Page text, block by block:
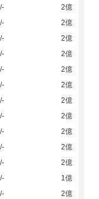
2億
2億
2億
2億
2億
2億
2億
2億
2億
2億
2億
1億
2億